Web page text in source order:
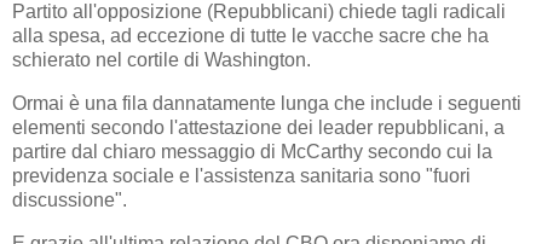
Partito all'opposizione (Repubblicani) chiede tagli radicali
alla spesa, ad eccezione di tutte le vacche sacre che ha
schierato nel cortile di Washington.
Ormai è una fila dannatamente lunga che include i seguenti
elementi secondo l'attestazione dei leader repubblicani, a
partire dal chiaro messaggio di McCarthy secondo cui la
previdenza sociale e l'assistenza sanitaria sono "fuori
discussione".